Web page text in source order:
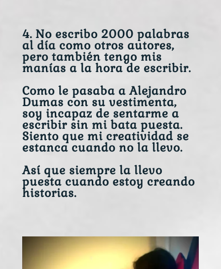
4. No escribo 2000 palabras
al día como otros autores,
pero también tengo mis
manías a la hora de escribir.
Como le pasaba a Alejandro
Dumas con su vestimenta,
soy incapaz de sentarme a
escribir sin mi bata puesta.
Siento que mi creatividad se
estanca cuando no la llevo.
Así que siempre la llevo
puesta cuando estoy creando
historias.